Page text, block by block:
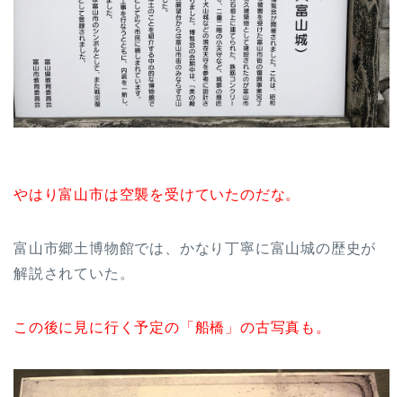
やはり富山市は空襲を受けていたのだな。
富山市郷土博物館では、かなり丁寧に富山城の歴史が
解説されていた。
この後に見に行く予定の「船橋」の古写真も。